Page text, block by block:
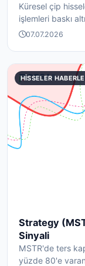
Küresel çip
işlemleri baskı
07.07.2026
HISSELER
Strategy
Sinyali
MSTR'de ters
yüzde 80'e